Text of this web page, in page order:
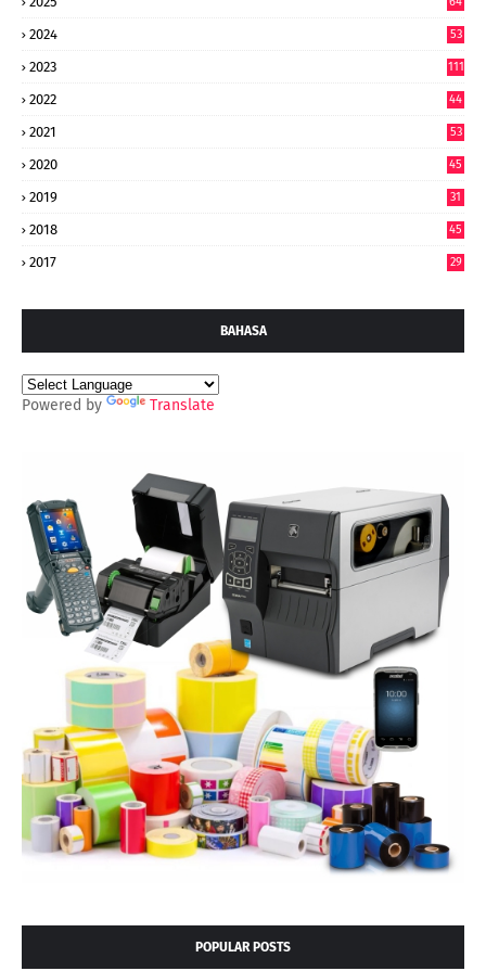
2024
53
2023 111
2022
44
2021 53
2020 45
2019 31
2018 45
2017 29
BAHASA
Powered by Translate
POPULAR POSTS